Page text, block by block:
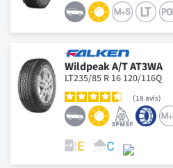
Wildpeak A/T AT3WA
LT235/85 R 16 120/116Q
18 avis